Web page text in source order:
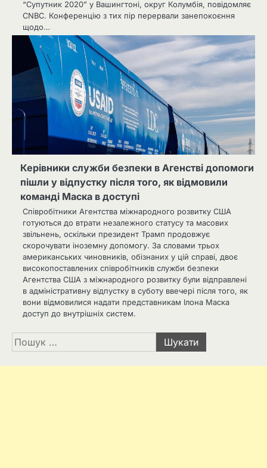
“Супутник 2020” у Вашингтоні, округ Колумбія, повідомляє
CNBC. Конференцію з тих пір перервали занепокоєння
щодо…
Керівники служби безпеки в Агенстві допомоги
пішли у відпустку після того, як відмовили
команді Маска в доступі
Співробітники Агентства міжнародного розвитку США
готуються до втрати незалежного статусу та масових
звільнень, оскільки президент Трамп продовжує
скорочувати іноземну допомогу. За словами трьох
американських чиновників, обізнаних у цій справі, двоє
високопоставлених співробітників служби безпеки
Агентства США з міжнародного розвитку були відправлені
в адміністративну відпустку в суботу ввечері після того, як
вони відмовилися надати представникам Ілона Маска
доступ до внутрішніх систем.
Пошук: